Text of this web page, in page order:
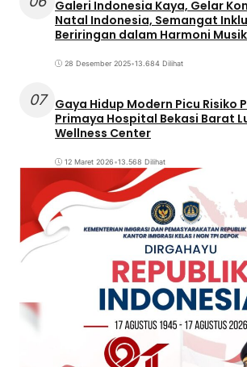
Galeri Indonesia Kaya, Gelar
Natal Indonesia, Semangat
Beriringan dalam Harmoni
28 Desember 2025•13.684 Dilihat
07
Gaya Hidup Modern Picu Risiko
Primaya Hospital Bekasi Barat
Wellness Center
12 Maret 2026•13.568 Dilihat